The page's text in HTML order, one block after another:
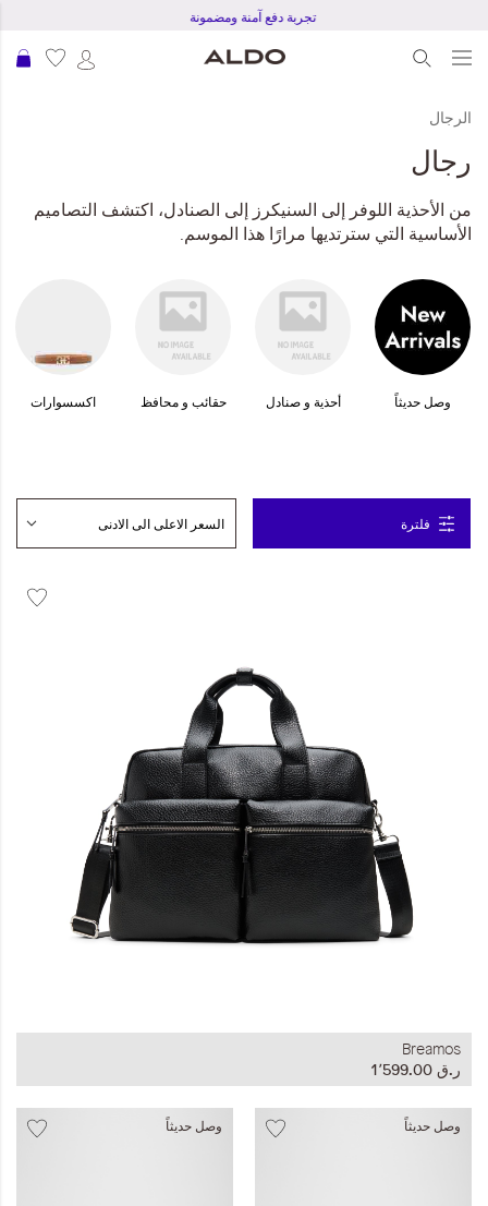
تجربة دفع آمنة ومضمونة
المجموعات
Leather Collection
إصدار السفر و الرحلات
الرجال
رجال
من الأحذية اللوفر إلى السنيكرز إلى الصنادل، اكتشف التصاميم
الأساسية التي سترتديها مرارًا هذا الموسم.
وصل حديثاً أحذية و صنادل حقائب و محافظ اكسسوارات
فلترة
Breamos
ر.ق‏ 1٬599.00
وصل حديثاً وصل حديثاً